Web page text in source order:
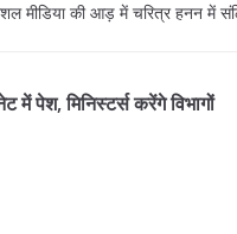
मीडिया की आड़ में चरित्र हनन में
में पेश, मिनिस्टर्स करेंगे विभागों